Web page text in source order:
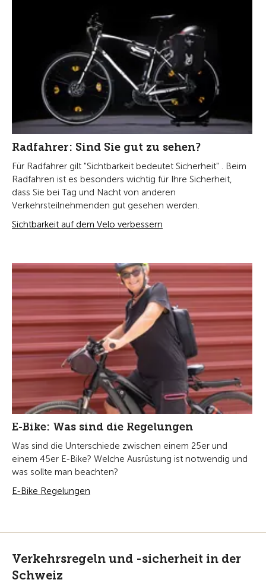
Radfahrer: Sind Sie gut zu sehen?
Für Radfahrer gilt "Sichtbarkeit bedeutet Sicherheit" . Beim
Radfahren ist es besonders wichtig für Ihre Sicherheit,
dass Sie bei Tag und Nacht von anderen
Verkehrsteilnehmenden gut gesehen werden.
Sichtbarkeit auf dem Velo verbessern
E-Bike: Was sind die Regelungen
Was sind die Unterschiede zwischen einem 25er und
einem 45er E-Bike? Welche Ausrüstung ist notwendig und
was sollte man beachten?
E-Bike Regelungen
Verkehrsregeln und -sicherheit in der
Schweiz